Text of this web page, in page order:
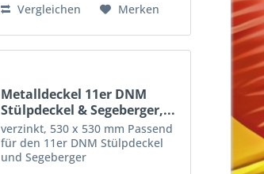
Vergleichen Merken
Metalldeckel 11er DNM
Stülpdeckel & Segeberger,...
verzinkt, 530 x 530 mm Passend
für den 11er DNM Stülpdeckel
und Segeberger